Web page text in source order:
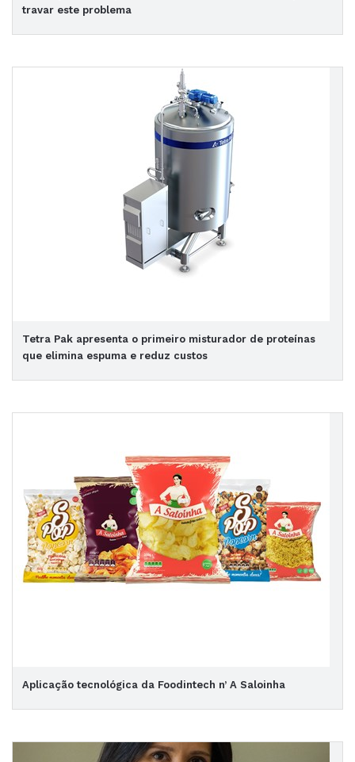
travar este problema
Tetra Pak apresenta o primeiro misturador de proteínas
que elimina espuma e reduz custos
Aplicação tecnológica da Foodintech n’ A Saloinha